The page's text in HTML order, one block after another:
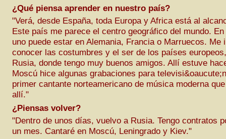
¿Qué piensa aprender en nuestro país?
"Verá, desde España, toda Europa y Africa está al
Este país me parece el centro geográfico del mundo.
uno puede estar en Alemania, Francia o Marruecos. Me
conocer las costumbres y el ser de los países
Rusia, donde tengo muy buenos amigos. Allí estuve
Moscú hice algunas grabaciones para
primer cantante norteamericano de música moderna
allí."
¿Piensas volver?
"Dentro de unos días, vuelvo a Rusia. Tengo contratos
un mes. Cantaré en Moscú, Leningrado y Kiev."